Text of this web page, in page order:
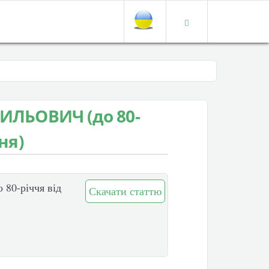
(до 80-
Скачати статтю
річчя від